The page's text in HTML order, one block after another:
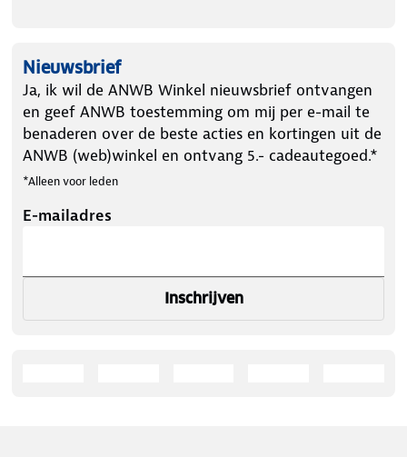
Nieuwsbrief
Ja, ik wil de ANWB Winkel nieuwsbrief ontvangen
en geef ANWB toestemming om mij per e-mail te
benaderen over de beste acties en kortingen uit de
ANWB (web)winkel en ontvang 5.- cadeautegoed.*
*Alleen voor leden
E-mailadres
Inschrijven